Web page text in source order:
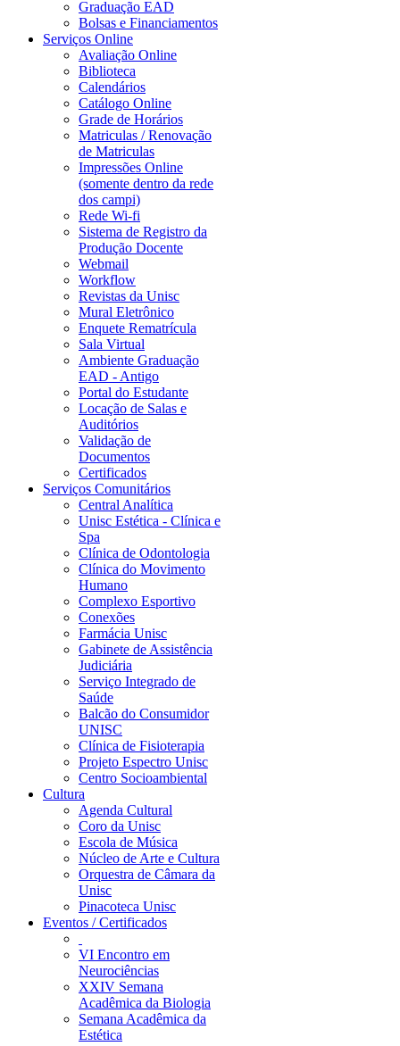
Graduação EAD
Bolsas e Financiamentos
Serviços Online
Avaliação Online
Biblioteca
Calendários
Catálogo Online
Grade de Horários
Matriculas / Renovação
de Matriculas
Impressões Online
(somente dentro da rede
dos campi)
Rede Wi-fi
Sistema de Registro da
Produção Docente
Webmail
Workflow
Revistas da Unisc
Mural Eletrônico
Enquete Rematrícula
Sala Virtual
Ambiente Graduação
EAD - Antigo
Portal do Estudante
Locação de Salas e
Auditórios
Validação de
Documentos
Certificados
Serviços Comunitários
Central Analítica
Unisc Estética - Clínica e
Spa
Clínica de Odontologia
Clínica do Movimento
Humano
Complexo Esportivo
Conexões
Farmácia Unisc
Gabinete de Assistência
Judiciária
Serviço Integrado de
Saúde
Balcão do Consumidor
UNISC
Clínica de Fisioterapia
Projeto Espectro Unisc
Centro Socioambiental
Cultura
Agenda Cultural
Coro da Unisc
Escola de Música
Núcleo de Arte e Cultura
Orquestra de Câmara da
Unisc
Pinacoteca Unisc
Eventos / Certificados
VI Encontro em
Neurociências
XXIV Semana
Acadêmica da Biologia
Semana Acadêmica da
Estética